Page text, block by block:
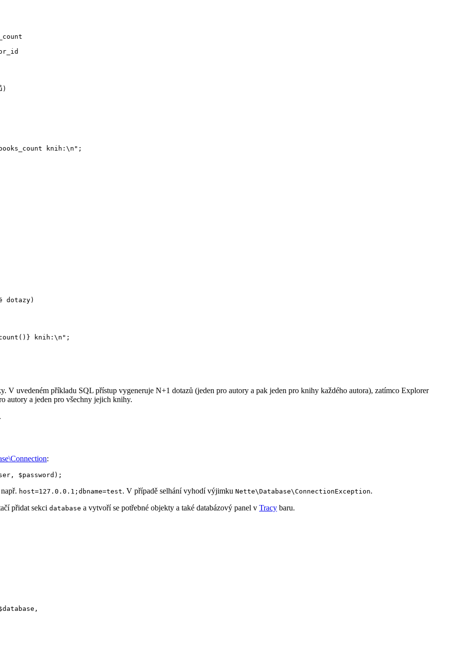
dotazy)
V uvedeném příkladu SQL přístup vygeneruje N+1 dotazů (jeden pro autory a pak jeden pro knihy každého autora), zatímco Explorer
autory a jeden pro všechny jejich knihy.
:
host=127.0.0.1;dbname=test. V případě selhání vyhodí výjimku Nette\Database\ConnectionException.
přidat sekci database a vytvoří se potřebné objekty a také databázový panel v Tracy baru.